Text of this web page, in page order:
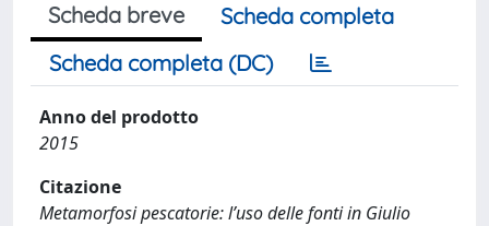
Scheda breve
Scheda completa
Scheda completa (DC)
Anno del prodotto
2015
Citazione
Metamorfosi pescatorie: l’uso delle fonti in Giulio